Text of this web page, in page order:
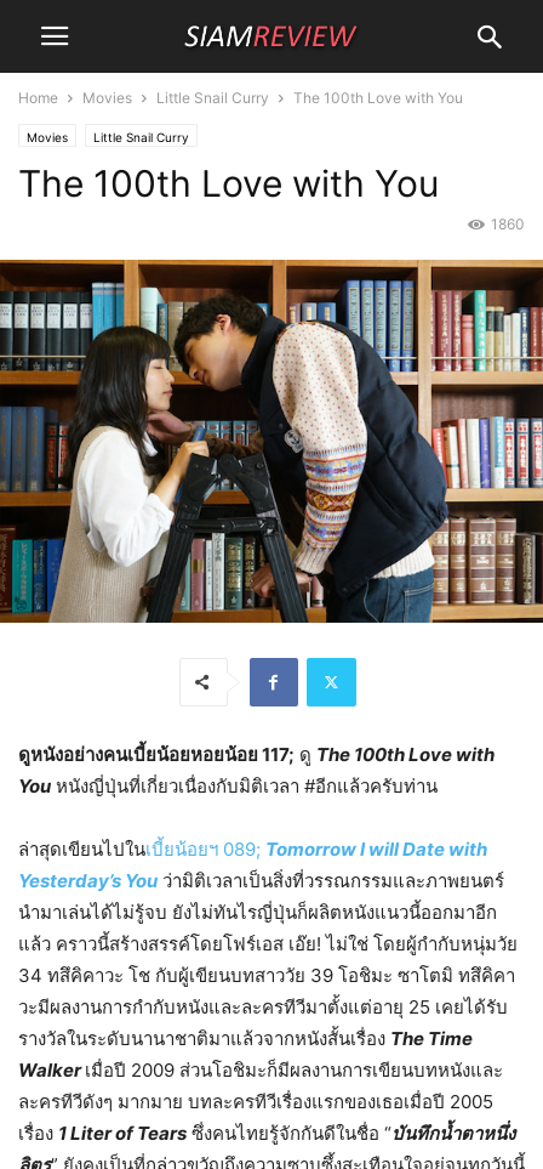
Home Movies Little Snail Curry The 100th Love with You
Movies Little Snail Curry
The 100th Love with You
1860
ดูหนังอย่างคนเบี้ยน้อยหอยน้อย 117; ดู The 100th Love with
You หนังญี่ปุ่นที่เกี่ยวเนื่องกับมิติเวลา #อีกแล้วครับท่าน
ล่าสุดเขียนไปในเบี้ยน้อยฯ 089; Tomorrow I will Date with
Yesterday’s You ว่ามิติเวลาเป็นสิ่งที่วรรณกรรมและภาพยนตร์
นำมาเล่นได้ไม่รู้จบ ยังไม่ทันไรญี่ปุ่นก็ผลิตหนังแนวนี้ออกมาอีก
แล้ว คราวนี้สร้างสรรค์โดยโฟร์เอส เอ๊ย! ไม่ใช่ โดยผู้กำกับหนุ่มวัย
34 ทสึคิคาวะ โช กับผู้เขียนบทสาววัย 39 โอชิมะ ซาโตมิ ทสึคิคา
วะมีผลงานการกำกับหนังและละครทีวีมาตั้งแต่อายุ 25 เคยได้รับ
รางวัลในระดับนานาชาติมาแล้วจากหนังสั้นเรื่อง The Time
Walkerเมื่อปี 2009 ส่วนโอชิมะก็มีผลงานการเขียนบทหนังและ
ละครทีวีดังๆ มากมาย บทละครทีวีเรื่องแรกของเธอเมื่อปี 2005
เรื่อง 1Liter of Tears ซึ่งคนไทยรู้จักกันดีในชื่อ “บันทึกน้ำตาหนึ่ง